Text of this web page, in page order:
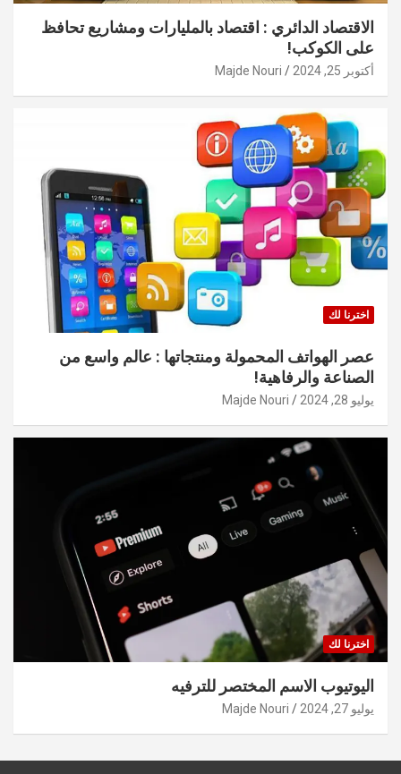
الاقتصاد الدائري : اقتصاد بالمليارات ومشاريع تحافظ
على الكوكب!
أكتوبر 25, 2024 Majde Nouri
اخترنا لك
عصر الهواتف المحمولة ومنتجاتها : عالم واسع من
الصناعة والرفاهية!
يوليو 28, 2024 Majde Nouri
اخترنا لك
اليوتيوب الاسم المختصر للترفيه
يوليو 27, 2024 Majde Nouri